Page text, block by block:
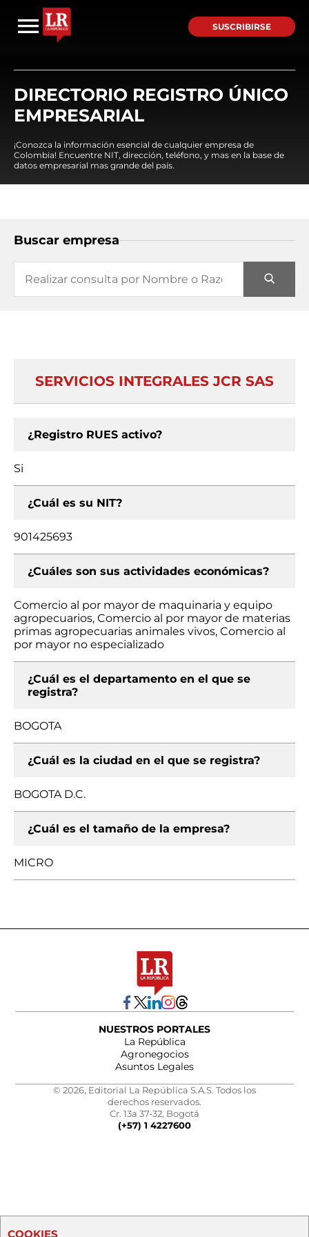
SUSCRIBIRSE
DIRECTORIO REGISTRO ÚNICO
EMPRESARIAL
¡Conozca la información esencial de cualquier empresa de
Colombia! Encuentre NIT, dirección, teléfono, y mas en la base de
datos empresarial mas grande del país.
Buscar empresa
SERVICIOS INTEGRALES JCR SAS
¿Registro RUES activo?
Si
¿Cuál es su NIT?
901425693
¿Cuáles son sus actividades económicas?
Comercio al por mayor de maquinaria y equipo
agropecuarios, Comercio al por mayor de materias
primas agropecuarias animales vivos, Comercio al
por mayor no especializado
¿Cuál es el departamento en el que se
registra?
BOGOTA
¿Cuál es la ciudad en el que se registra?
BOGOTA D.C.
¿Cuál es el tamaño de la empresa?
MICRO
NUESTROS PORTALES
La República
Agronegocios
Asuntos Legales
© 2026, Editorial La República S.A.S. Todos los
derechos reservados.
Cr. 13a 37-32, Bogotá
(+57) 1 4227600
COOKIES